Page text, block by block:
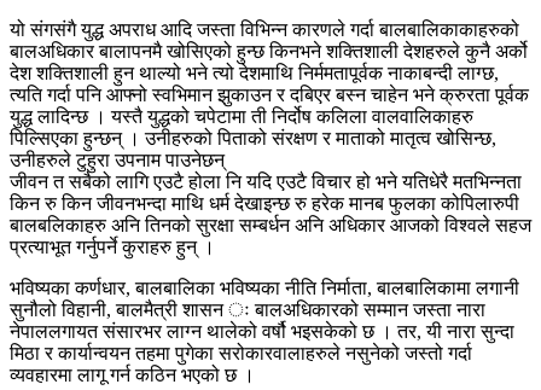
यो संगसंगै युद्ध अपराध आदि जस्ता विभिन्न कारणले गर्दा बालबालिकाकाहरुको
बालअधिकार बालापनमै खोसिएको हुन्छ किनभने शक्तिशाली देशहरुले कुनै अर्को
देश शक्तिशाली हुन थाल्यो भने त्यो देशमाथि निर्ममतापूर्वक नाकाबन्दी लाग्छ,
त्यति गर्दा पनि आफ्नो स्वभिमान झुकाउन र दबिएर बस्न चाहेन भने क्रुरता पूर्वक
युद्ध लादिन्छ । यस्तै युद्धको चपेटामा ती निर्दोष कलिला वालवालिकाहरु
पिल्सिएका हुन्छन् । उनीहरुको पिताको संरक्षण र माताको मातृत्व खोसिन्छ,
उनीहरुले टुहुरा उपनाम पाउनेछन्
जीवन त सबैको लागि एउटै होला नि यदि एउटै विचार हो भने यतिधेरै मतभिन्नता
किन रु किन जीवनभन्दा माथि धर्म देखाइन्छ रु हरेक मानब फुलका कोपिलारुपी
बालबलिकाहरु अनि तिनको सुरक्षा सम्बर्धन अनि अधिकार आजको विश्वले सहज
प्रत्याभूत गर्नुपर्ने कुराहरु हुन् ।
भविष्यका कर्णधार, बालबालिका भविष्यका नीति निर्माता, बालबालिकामा लगानी
सुनौलो विहानी, बालमैत्री शासन ः बालअधिकारको सम्मान जस्ता नारा
नेपाललगायत संसारभर लाग्न थालेको वर्षौ भइसकेको छ । तर, यी नारा सुन्दा
मिठा र कार्यान्वयन तहमा पुगेका सरोकारवालाहरुले नसुनेको जस्तो गर्दा
व्यवहारमा लागू गर्न कठिन भएको छ ।